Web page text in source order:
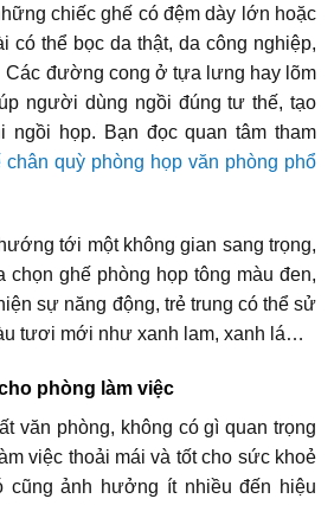
chiếc ghế có đệm dày lớn hoặc
có thể bọc da thật, da công nghiệp,
đường cong ở tựa lưng hay lõm
người dùng ngồi đúng tư thế, tạo
ngồi họp. Bạn đọc quan tâm tham
chân quỳ phòng họp văn phòng phổ
tới một không gian sang trọng,
chọn ghế phòng họp tông màu đen,
sự năng động, trẻ trung có thể sử
tươi mới như xanh lam, xanh lá…
phòng làm việc
văn phòng, không có gì quan trọng
việc thoải mái và tốt cho sức khoẻ
cũng ảnh hưởng ít nhiều đến hiệu